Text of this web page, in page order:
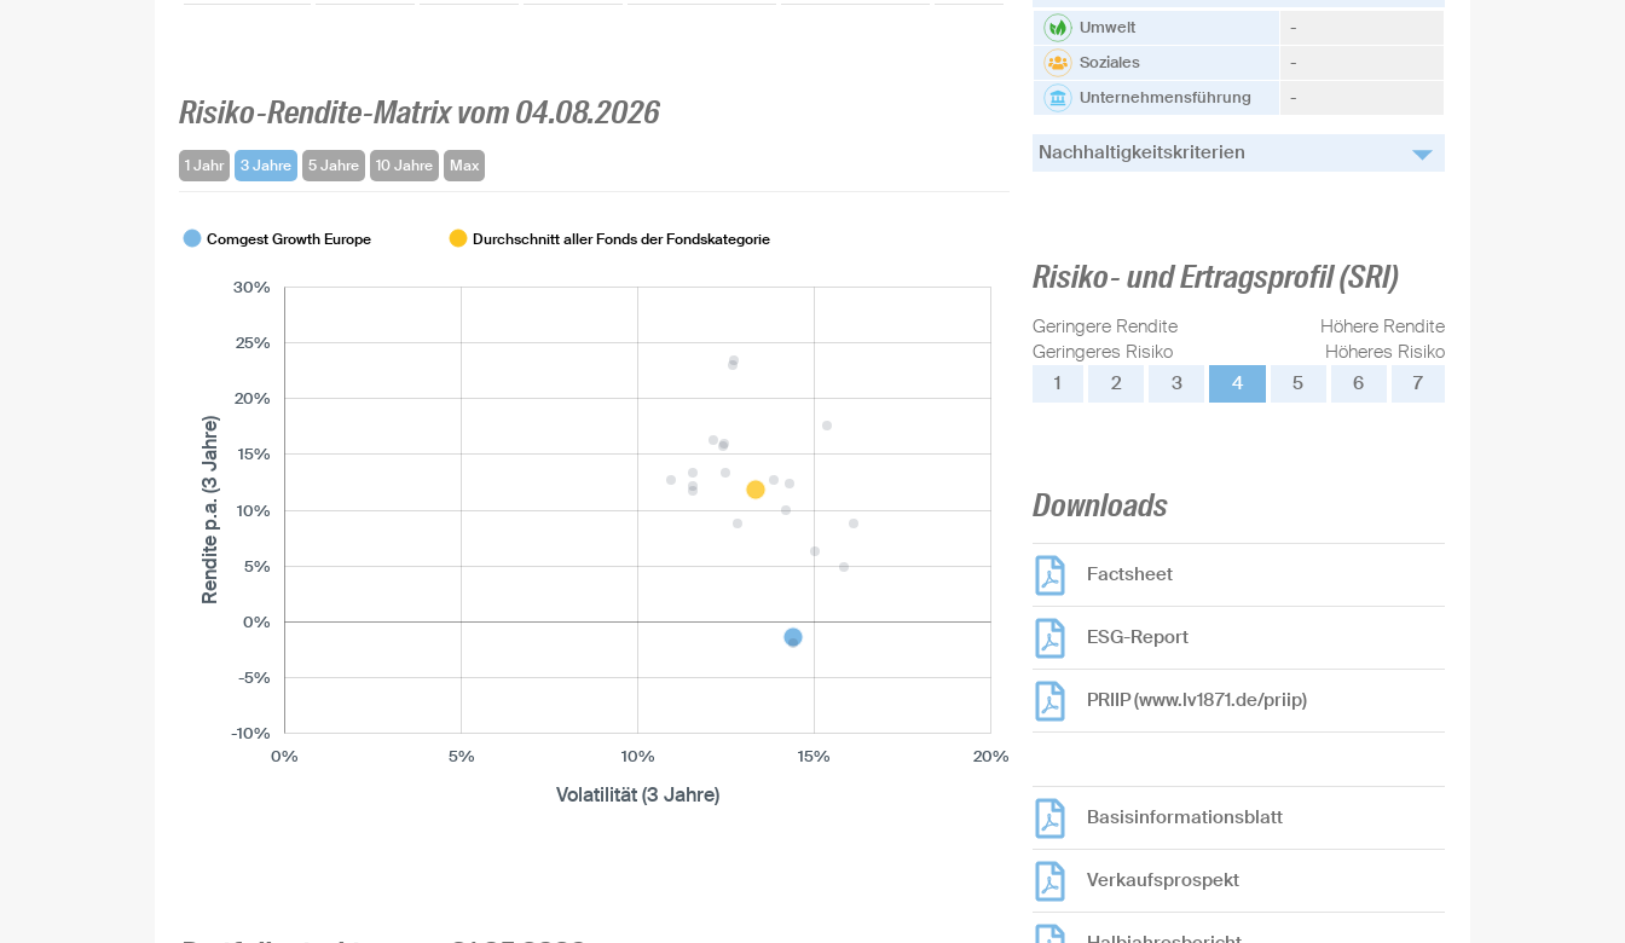
Risiko-Rendite-Matrix vom 04.08.2026
1 Jahr 3 Jahre 5 Jahre 10 Jahre Max
Comgest Growth Europe Durchschnitt aller Fonds der Fondskategorie
0% 5% 10% 15% 20%
Volatilität (3 Jahre)
-10%
-5%
0%
5%
10%
15%
20%
25%
30%
Rendite p.a. (3 Jahre)
Umwelt
-
Soziales
-
Unternehmensführung
-
Nachhaltigkeitskriterien
Risiko- und Ertragsprofil (SRI)
Geringere Rendite
Geringeres Risiko
Höhere Rendite
Höheres Risiko
1
2 3 4 5 6 7
Downloads
Factsheet
ESG-Report
PRIIP (www.lv1871.de/priip)
Basisinformationsblatt
Verkaufsprospekt